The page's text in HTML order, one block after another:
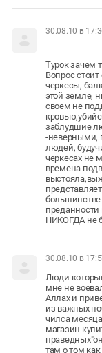
30.08.10 в
Турок зачем
Вопрос
черкесы,
этой земле,
своем не
заблудшие
-неверными,
людей,
черкесах не
времена
большинстве
НИКОГДА не
30.08.10 в
Люди
мне не
Аллах и
из важных
чилса
магазин
там о том